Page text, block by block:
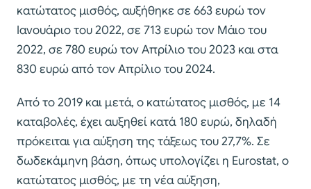
κατώτατος μισθός, αυξήθηκε σε 663 ευρώ τον
Ιανουάριο του 2022, σε 713 ευρώ τον Μάιο του
2022, σε 780 ευρώ τον Απρίλιο του 2023 και στα
830 ευρώ από τον Απρίλιο του 2024.
Από το 2019 και μετά, ο κατώτατος μισθός, με 14
καταβολές, έχει αυξηθεί κατά 180 ευρώ, δηλαδή
πρόκειται για αύξηση της τάξεως του 27,7%. Σε
δωδεκάμηνη βάση, όπως υπολογίζει η Eurostat, ο
κατώτατος μισθός, με τη νέα αύξηση,